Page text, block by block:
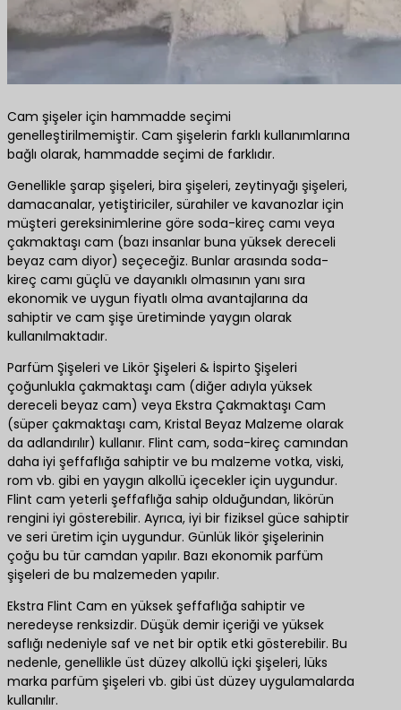
Cam şişeler için hammadde seçimi
genelleştirilmemiştir. Cam şişelerin farklı kullanımlarına
bağlı olarak, hammadde seçimi de farklıdır.
Genellikle şarap şişeleri, bira şişeleri, zeytinyağı şişeleri,
damacanalar, yetiştiriciler, sürahiler ve kavanozlar için
müşteri gereksinimlerine göre soda-kireç camı veya
çakmaktaşı cam (bazı insanlar buna yüksek dereceli
beyaz cam diyor) seçeceğiz. Bunlar arasında soda-
kireç camı güçlü ve dayanıklı olmasının yanı sıra
ekonomik ve uygun fiyatlı olma avantajlarına da
sahiptir ve cam şişe üretiminde yaygın olarak
kullanılmaktadır.
Parfüm Şişeleri ve Likör Şişeleri & İspirto Şişeleri
çoğunlukla çakmaktaşı cam (diğer adıyla yüksek
dereceli beyaz cam) veya Ekstra Çakmaktaşı Cam
(süper çakmaktaşı cam, Kristal Beyaz Malzeme olarak
da adlandırılır) kullanır. Flint cam, soda-kireç camından
daha iyi şeffaflığa sahiptir ve bu malzeme votka, viski,
rom vb. gibi en yaygın alkollü içecekler için uygundur.
Flint cam yeterli şeffaflığa sahip olduğundan, likörün
rengini iyi gösterebilir. Ayrıca, iyi bir fiziksel güce sahiptir
ve seri üretim için uygundur. Günlük likör şişelerinin
çoğu bu tür camdan yapılır. Bazı ekonomik parfüm
şişeleri de bu malzemeden yapılır.
Ekstra Flint Cam en yüksek şeffaflığa sahiptir ve
neredeyse renksizdir. Düşük demir içeriği ve yüksek
saflığı nedeniyle saf ve net bir optik etki gösterebilir. Bu
nedenle, genellikle üst düzey alkollü içki şişeleri, lüks
marka parfüm şişeleri vb. gibi üst düzey uygulamalarda
kullanılır.